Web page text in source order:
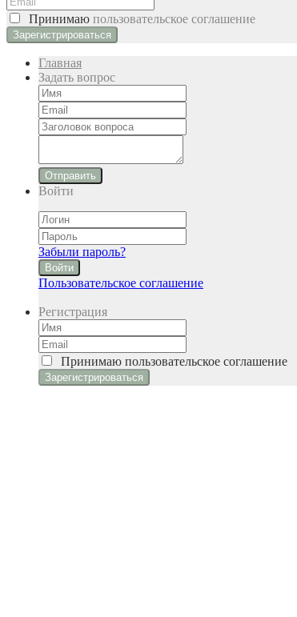
Принимаю пользовательское соглашение
Главная
Задать вопрос
Отправить
Войти
Забыли пароль?
Войти
Пользовательское соглашение
Регистрация
Принимаю пользовательское соглашение